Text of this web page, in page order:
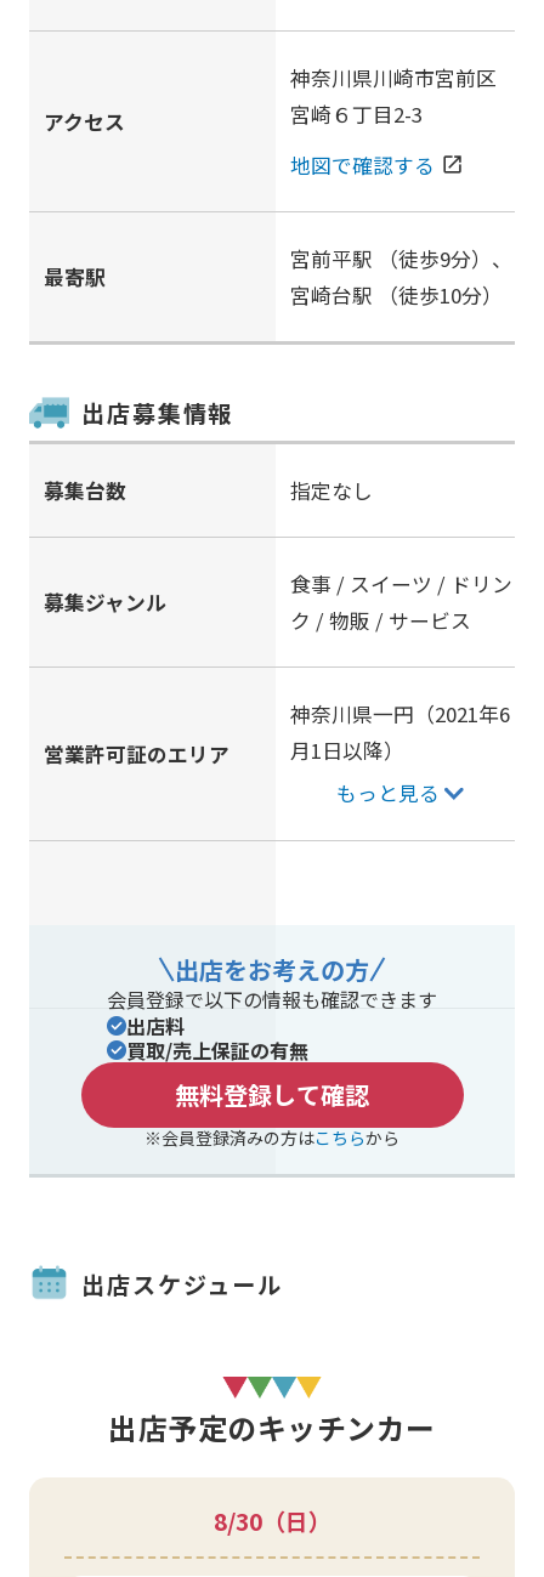
アクセス
神奈川県川崎市宮前区
宮崎６丁目2-3
地図で確認する open_in_new
最寄駅
宮前平駅
（徒歩9分）、
宮崎台駅
（徒歩10分）
出店募集情報
募集台数 指定なし
募集ジャンル
食事 / スイーツ / ドリン
ク / 物販 / サービス
営業許可証のエリア
神奈川県一円（2021年6
月1日以降）
もっと見る
出店をお考えの方
会員登録で以下の情報も確認できます
出店料
買取/売上保証の有無
無料登録して確認
※会員登録済みの方はこちらから
出店スケジュール
出店予定のキッチンカー
8/30（日）